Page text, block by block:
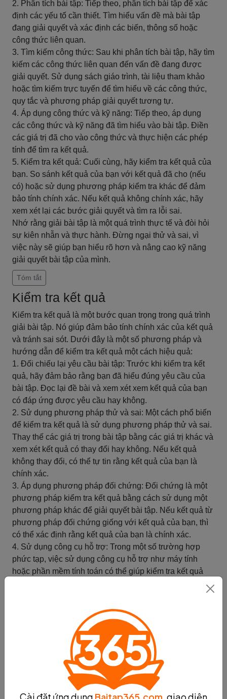
2. Phân tích bài tập: Tiếp theo, phân tích bài tập để xác
định các yếu tố cần thiết. Tìm hiểu vấn đề mà bài tập
đang giải quyết và xác định các biến, thông số hoặc
công thức liên quan.
3. Tìm kiếm công thức: Sau khi phân tích bài tập, hãy tìm
kiếm các công thức liên quan đến vấn đề đang được
giải quyết. Sử dụng sách giáo trình, tài liệu tham khảo
hoặc tìm kiếm trực tuyến để tìm hiểu về các công thức,
quy tắc và phương pháp giải quyết tương tự.
4. Áp dụng công thức và kỹ năng: Tiếp theo, áp dụng
các công thức và kỹ năng đã tìm hiểu vào bài tập. Điền
các giá trị đã cho vào công thức và thực hiện các phép
tính để tìm ra kết quả.
5. Kiểm tra kết quả: Cuối cùng, hãy kiểm tra kết quả của
bạn. So sánh kết quả của bạn với kết quả đã cho (nếu
có) hoặc sử dụng phương pháp kiểm tra khác để đảm
bảo tính chính xác. Nếu kết quả không chính xác, hãy
xem xét lại các bước giải quyết và tìm ra lỗi sai.
Nhớ rằng giải bài tập là một quá trình thực tế và đòi hỏi
sự kiên nhẫn và thực hành. Đừng ngại thử và sai, vì
việc này sẽ giúp bạn hiểu rõ hơn và nâng cao kỹ năng
giải quyết bài tập của mình.
Tóm tắt
Kiểm tra kết quả
Kiểm tra kết quả là một bước quan trọng trong quá trình
giải bài tập. Nó giúp đảm bảo tính chính xác của kết quả
và tránh sai sót. Dưới đây là một số phương pháp và
hướng dẫn để kiểm tra kết quả một cách hiệu quả:
1. Đối chiếu lại yêu cầu bài tập: Trước khi kiểm tra kết
quả, hãy đảm bảo rằng bạn đã hiểu đúng yêu cầu của
bài tập. Đọc lại đề bài và xem xét xem kết quả của bạn
có đáp ứng được yêu cầu hay không.
2. Sử dụng phương pháp thử và sai: Một cách phổ biến
để kiểm tra kết quả là sử dụng phương pháp thử và sai.
Thay thế các giá trị trong bài tập bằng các giá trị khác và
xem xét kết quả có thay đổi hay không. Nếu kết quả
không thay đổi, có thể tự tin rằng kết quả của bạn là
chính xác.
3. Áp dụng phương pháp đối chứng: Đối chứng là một
phương pháp kiểm tra kết quả bằng cách sử dụng một
phương pháp khác để giải quyết bài tập. Nếu kết quả từ
phương pháp đối chứng giống với kết quả của bạn, thì
có thể xác định rằng kết quả của bạn là chính xác.
4. Sử dụng công cụ hỗ trợ: Trong một số trường hợp
phức tạp, việc sử dụng công cụ hỗ trợ như máy tính
hoặc phần mềm tính toán có thể giúp kiểm tra kết quả
5. Xem xét lại các bước giải quyết: Nếu kết quả của bạn
không chính xác, hãy xem xét lại các bước giải quyết
của mình. Kiểm tra từng bước và xem xét xem có bất kỳ
sai sót nào đã xảy ra hay không. Tìm hiểu và sửa chữa
các lỗi để đạt được kết quả chính xác.
Quá trình kiểm tra kết quả không chỉ giúp đảm bảo tính
chính xác của kết quả mà còn giúp bạn nắm vững kiến